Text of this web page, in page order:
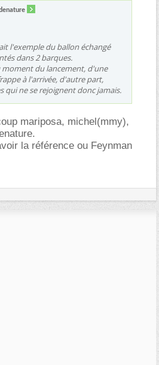
l'exemple du ballon échangé
dans 2 barques.
moment du lancement, d'une
à l'arrivée, d'autre part,
qui ne se rejoignent donc jamais.
mariposa, michel(mmy),
la référence ou Feynman